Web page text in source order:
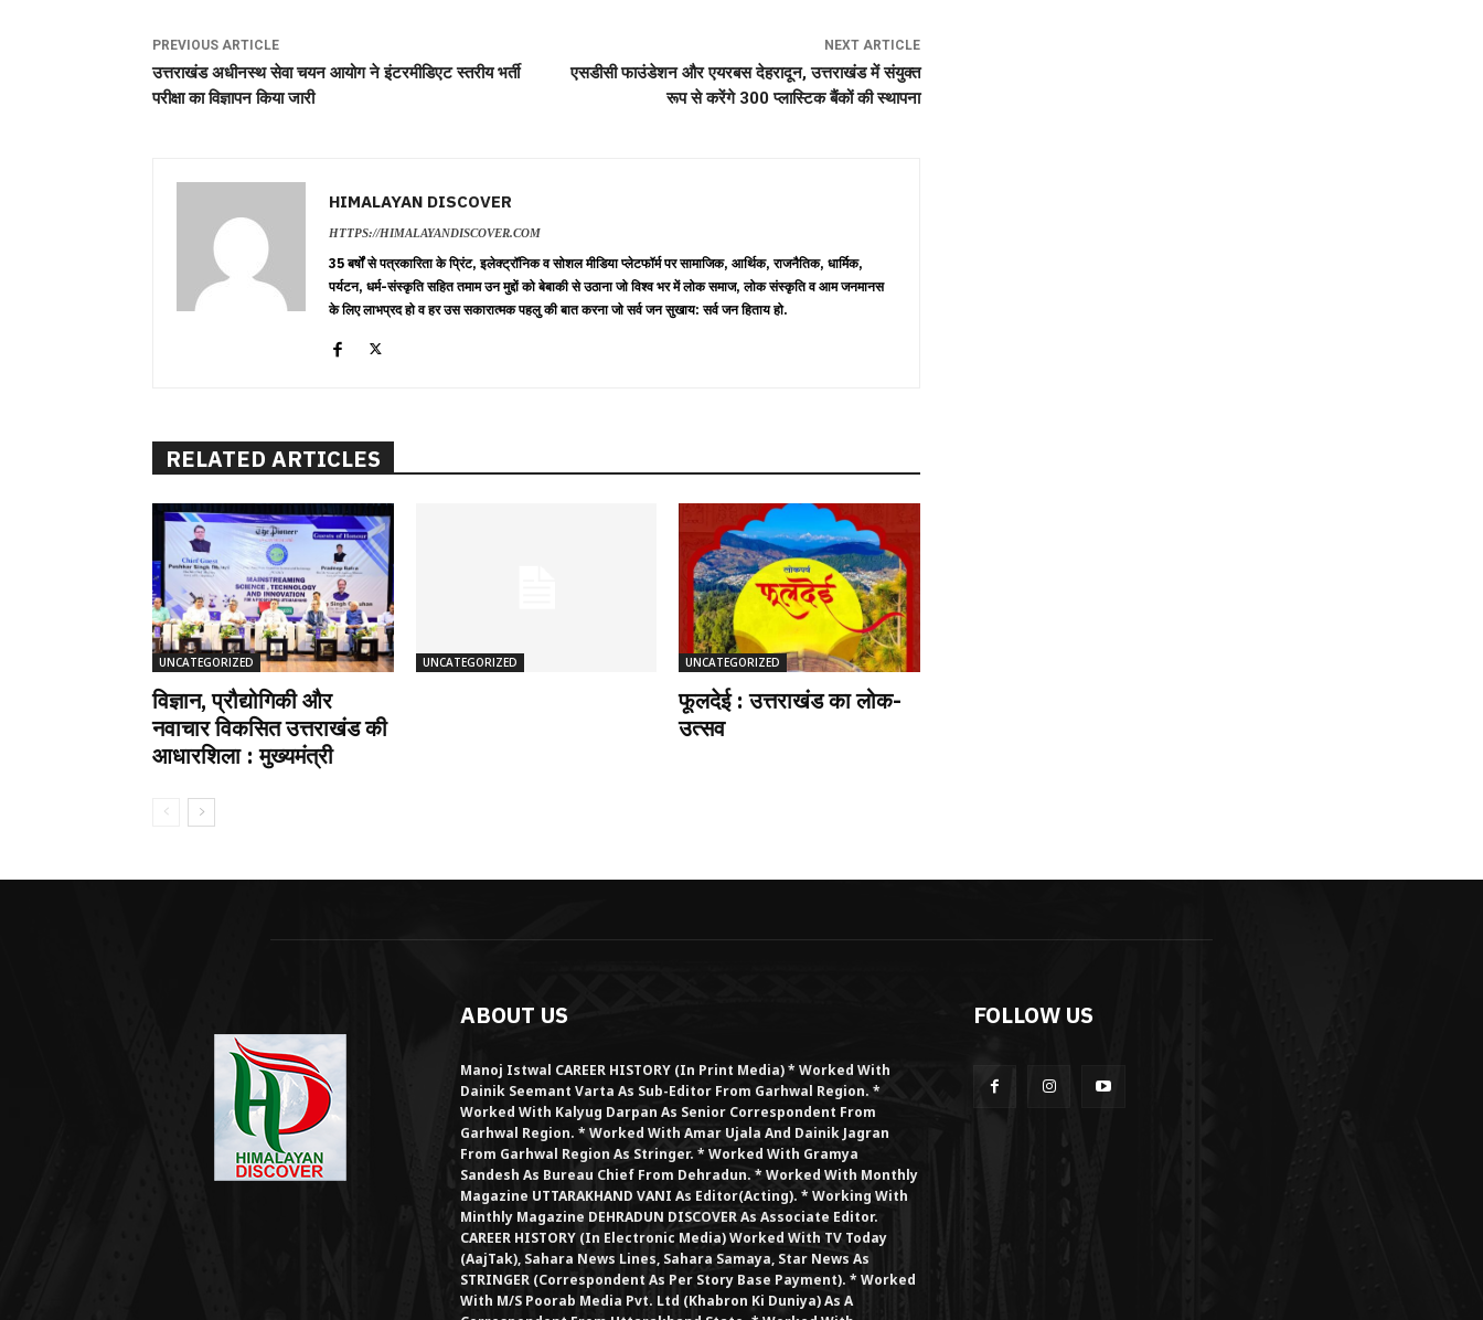
PREVIOUS ARTICLE
उत्तराखंड अधीनस्थ सेवा चयन आयोग ने इंटरमीडिएट स्तरीय भर्ती
परीक्षा का विज्ञापन किया जारी
NEXT ARTICLE
एसडीसी फाउंडेशन और एयरबस देहरादून, उत्तराखंड में संयुक्त
रूप से करेंगे 300 प्लास्टिक बैंकों की स्थापना
HIMALAYAN DISCOVER
HTTPS://HIMALAYANDISCOVER.COM
35 बर्षों से पत्रकारिता के प्रिंट, इलेक्ट्रॉनिक व सोशल मीडिया प्लेटफॉर्म पर सामाजिक, आर्थिक, राजनैतिक, धार्मिक,
पर्यटन, धर्म-संस्कृति सहित तमाम उन मुद्दों को बेबाकी से उठाना जो विश्व भर में लोक समाज, लोक संस्कृति व आम जनमानस
के लिए लाभप्रद हो व हर उस सकारात्मक पहलु की बात करना जो सर्व जन सुखाय: सर्व जन हिताय हो.
RELATED ARTICLES
UNCATEGORIZED
विज्ञान, प्रौद्योगिकी और
नवाचार विकसित उत्तराखंड की
आधारशिला : मुख्यमंत्री
UNCATEGORIZED UNCATEGORIZED
फूलदेई : उत्तराखंड का लोक-
उत्सव
ABOUT US
Manoj Istwal CAREER HISTORY (in Print Media) * Worked With
Dainik Seemant Varta As Sub-Editor From Garhwal Region. *
Worked With Kalyug Darpan As Senior Correspondent From
Garhwal Region. * Worked With Amar Ujala And Dainik Jagran
From Garhwal Region As Stringer. * Worked With Gramya
Sandesh As Bureau Chief From Dehradun. * Worked With Monthly
Magazine UTTARAKHAND VANI As Editor(Acting). * Working With
Minthly Magazine DEHRADUN DISCOVER As Associate Editor.
CAREER HISTORY (in Electronic Media) Worked With TV Today
(AajTak), Sahara News Lines, Sahara Samaya, Star News As
STRINGER (Correspondent As Per Story Base Payment). * Worked
With M/S Poorab Media Pvt. Ltd (Khabron Ki Duniya) As A
FOLLOW US